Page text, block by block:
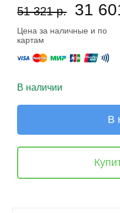
51 321 р. 31
Цена за наличные и по
картам
В наличии
В